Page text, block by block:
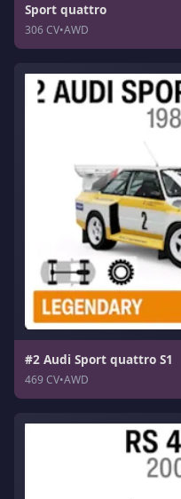
Sport quattro
306 CV•AWD
#2 Audi Sport quattro S1
469 CV•AWD